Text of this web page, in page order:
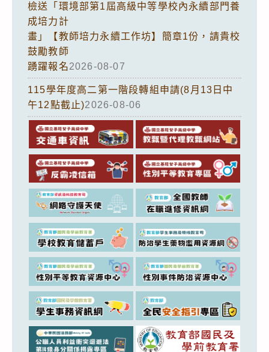
檢送「環境部第1屆高級中等學校內永續部門養
成培力計
畫」【教師培力永續工作坊】簡章1份，請貴校
鼓勵教師
踴躍報名2026-08-07
115學年度高二第一階段轉組申請(8月13日中
午12點截止)2026-08-06